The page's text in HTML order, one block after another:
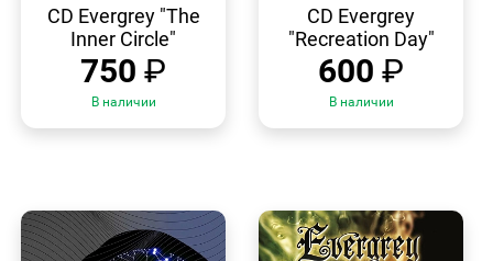
ПРОСМОТР
CD Evergrey "The
Inner Circle"
750 ₽
В наличии
ПРОСМОТР
CD Evergrey
"Recreation Day"
600 ₽
В наличии